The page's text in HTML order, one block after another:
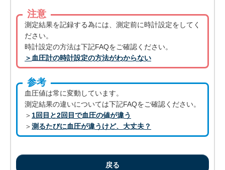
注意
測定結果を記録する為には、測定前に時計設定をしてく
ださい。
時計設定の方法は下記FAQをご確認ください。
＞血圧計の時計設定の方法がわからない
参考
血圧値は常に変動しています。
測定結果の違いについては下記FAQをご確認ください。
＞1回目と2回目で血圧の値が違う
＞測るたびに血圧が違うけど、大丈夫？
戻る